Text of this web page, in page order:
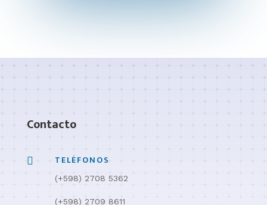
Contacto
 TELÉFONOS
(+598) 2708 5362
(+598) 2709 8611